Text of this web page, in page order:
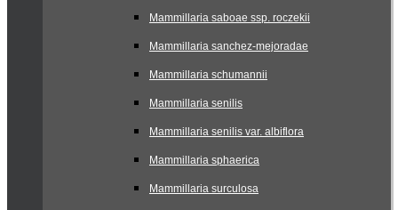
Mammillaria saboae ssp. roczekii
Mammillaria sanchez-mejoradae
Mammillaria schumannii
Mammillaria senilis
Mammillaria senilis var. albiflora
Mammillaria sphaerica
Mammillaria surculosa